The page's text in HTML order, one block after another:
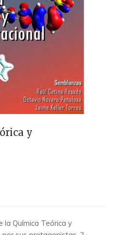
y
la Química Teórica y